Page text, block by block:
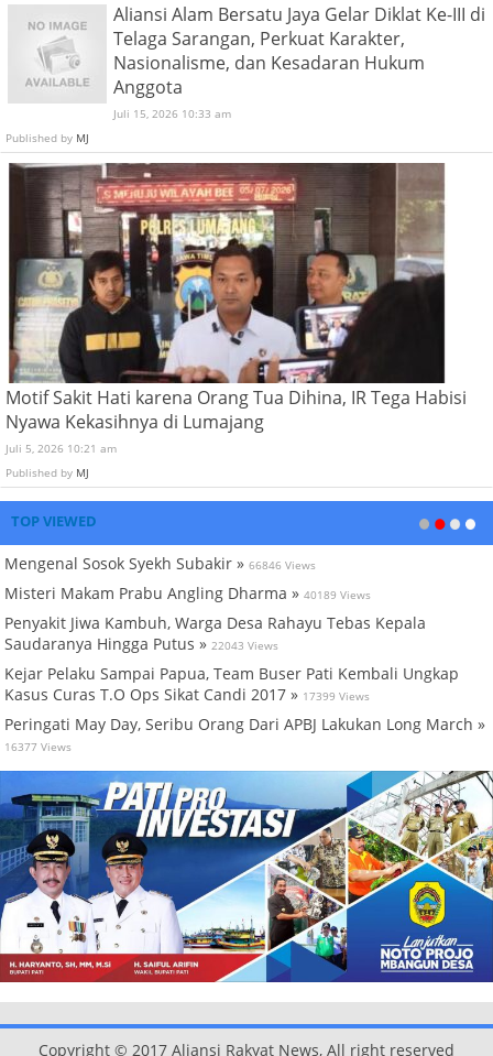
Aliansi Alam Bersatu Jaya Gelar Diklat Ke-III di
Telaga Sarangan, Perkuat Karakter,
Nasionalisme, dan Kesadaran Hukum
Anggota
Juli 15, 2026 10:33 am
Published by MJ
Motif Sakit Hati karena Orang Tua Dihina, IR Tega Habisi
Nyawa Kekasihnya di Lumajang
Juli 5, 2026 10:21 am
Published by MJ
TOP VIEWED
Mengenal Sosok Syekh Subakir » 66846 Views
Misteri Makam Prabu Angling Dharma » 40189 Views
Penyakit Jiwa Kambuh, Warga Desa Rahayu Tebas Kepala
Saudaranya Hingga Putus » 22043 Views
Kejar Pelaku Sampai Papua, Team Buser Pati Kembali Ungkap
Kasus Curas T.O Ops Sikat Candi 2017 » 17399 Views
Peringati May Day, Seribu Orang Dari APBJ Lakukan Long March »
16377 Views
Copyright © 2017 Aliansi Rakyat News, All right reserved